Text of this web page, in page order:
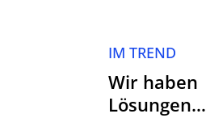
IM TREND
Wir haben
Lösungen…